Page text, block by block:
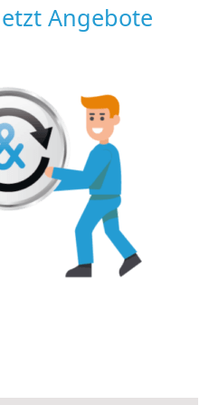
Angebote